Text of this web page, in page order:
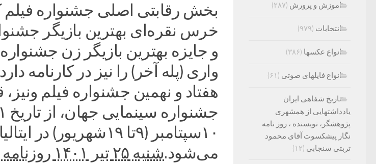
بخش رقابتی اصلی جشنواره فیلم
خرس نقره‌ای بهترین بازیگر
و جایزه بهترین بازیگر زن
واری (پله آخر) را نیز در کارنامه
هفتاد و نهمین جشنواره فیلم
۱۰سپتامبر (۹تا ۱۹شهریور) در
می‌شود.شنبه ۲۵ تیر ۱۴۰۱ روزنامه اطلاعات
اموزش و پرورش (۲۸۷)
انتخابات (۹۷۹)
انواع عکسها (۳۸۶)
انواع فایلهای صوتی (۶۱)
تاریخ شفاهی ایران
یادداشتهایی از همشهری
پژوهشگر، نویسنده ، روز نامه
نگار پیشکسوت آقای محمود
تربتی سنجابی (۱۲)